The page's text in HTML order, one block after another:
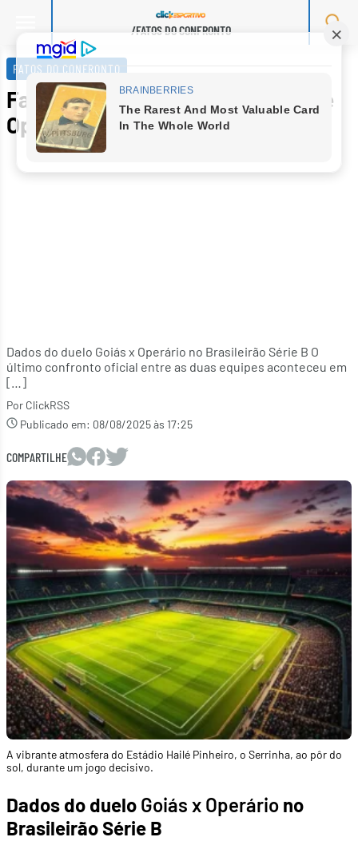
to
content
/FATOS DO CONFRONTO
FATOS DO CONFRONTO
Fatos do confronto entre Goiás e
Operário pela Série B
Dados do duelo Goiás x Operário no Brasileirão Série B O
último confronto oficial entre as duas equipes aconteceu em
[…]
Por ClickRSS
Publicado em: 08/08/2025 às 17:25
COMPARTILHE
A vibrante atmosfera do Estádio Hailé Pinheiro, o Serrinha, ao pôr do
sol, durante um jogo decisivo.
Dados do duelo Goiás x Operário no
Brasileirão Série B